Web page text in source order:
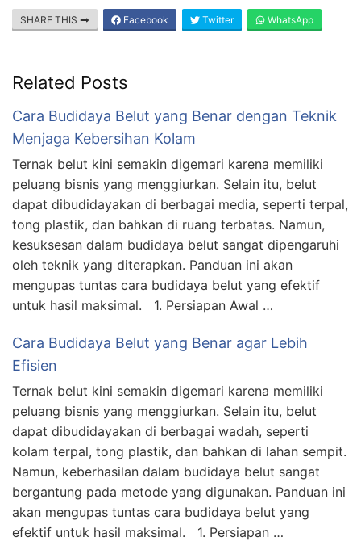
SHARE THIS Facebook Twitter WhatsApp
Related Posts
Cara Budidaya Belut yang Benar dengan Teknik
Menjaga Kebersihan Kolam
Ternak belut kini semakin digemari karena memiliki
peluang bisnis yang menggiurkan. Selain itu, belut
dapat dibudidayakan di berbagai media, seperti terpal,
tong plastik, dan bahkan di ruang terbatas. Namun,
kesuksesan dalam budidaya belut sangat dipengaruhi
oleh teknik yang diterapkan. Panduan ini akan
mengupas tuntas cara budidaya belut yang efektif
untuk hasil maksimal. 1. Persiapan Awal …
Cara Budidaya Belut yang Benar agar Lebih
Efisien
Ternak belut kini semakin digemari karena memiliki
peluang bisnis yang menggiurkan. Selain itu, belut
dapat dibudidayakan di berbagai wadah, seperti
kolam terpal, tong plastik, dan bahkan di lahan sempit.
Namun, keberhasilan dalam budidaya belut sangat
bergantung pada metode yang digunakan. Panduan ini
akan mengupas tuntas cara budidaya belut yang
efektif untuk hasil maksimal. 1. Persiapan …